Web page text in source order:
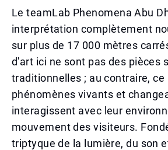
Le teamLab Phenomena Abu
interprétation complètement
sur plus de 17 000 mètres
d'art ici ne sont pas des pièces
traditionnelles ; au contraire, ce
phénomènes vivants et
interagissent avec leur
mouvement des visiteurs.
triptyque de la lumière, du son